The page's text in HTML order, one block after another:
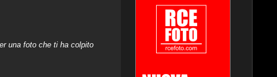
una foto che ti ha colpito